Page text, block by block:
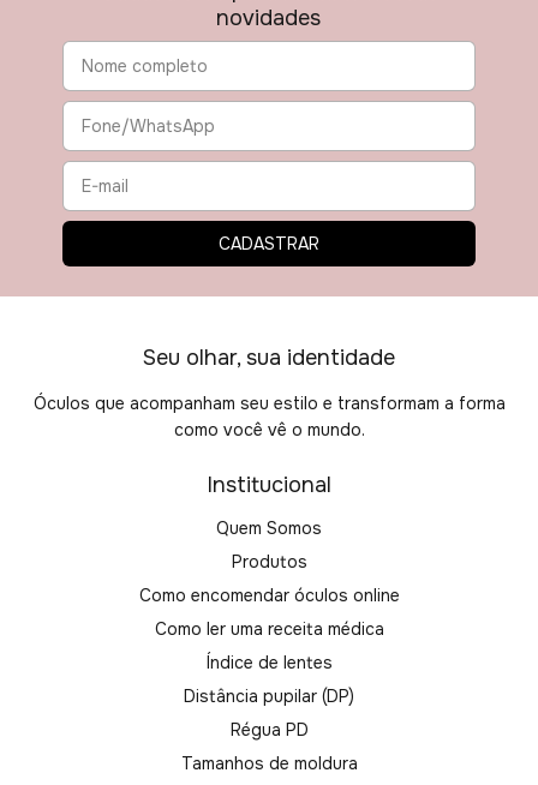
novidades
Seu olhar, sua identidade
Óculos que acompanham seu estilo e transformam a forma
como você vê o mundo.
Institucional
Quem Somos
Produtos
Como encomendar óculos online
Como ler uma receita médica
Índice de lentes
Distância pupilar (DP)
Régua PD
Tamanhos de moldura